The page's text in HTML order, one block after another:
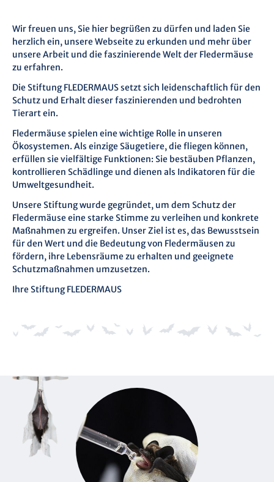
Wir freuen uns, Sie hier begrüßen zu dürfen und laden Sie
herzlich ein, unsere Webseite zu erkunden und mehr über
unsere Arbeit und die faszinierende Welt der Fledermäuse
zu erfahren.
Die Stiftung FLEDERMAUS setzt sich leidenschaftlich für den
Schutz und Erhalt dieser faszinierenden und bedrohten
Tierart ein.
Fledermäuse spielen eine wichtige Rolle in unseren
Ökosystemen. Als einzige Säugetiere, die fliegen können,
erfüllen sie vielfältige Funktionen: Sie bestäuben Pflanzen,
kontrollieren Schädlinge und dienen als Indikatoren für die
Umweltgesundheit.
Unsere Stiftung wurde gegründet, um dem Schutz der
Fledermäuse eine starke Stimme zu verleihen und konkrete
Maßnahmen zu ergreifen. Unser Ziel ist es, das Bewusstsein
für den Wert und die Bedeutung von Fledermäusen zu
fördern, ihre Lebensräume zu erhalten und geeignete
Schutzmaßnahmen umzusetzen.
Ihre Stiftung FLEDERMAUS